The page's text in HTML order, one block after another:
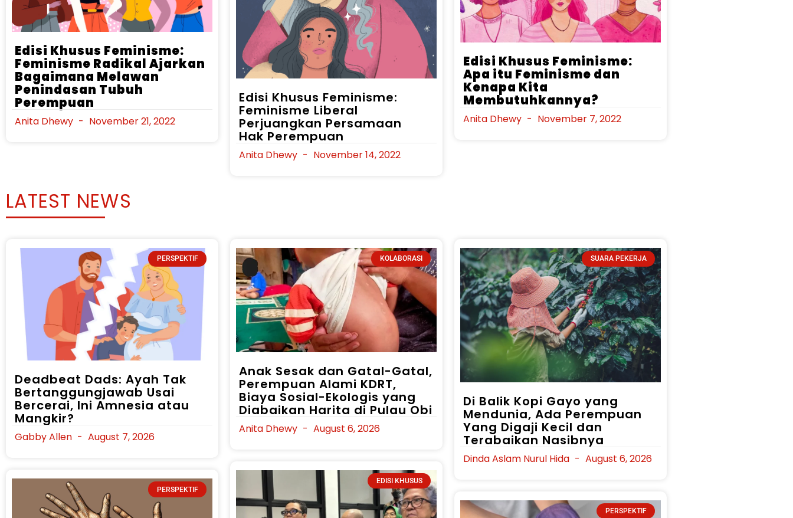
Edisi Khusus Feminisme:
Feminisme Radikal Ajarkan
Bagaimana Melawan
Penindasan Tubuh
Perempuan
Anita Dhewy November 21, 2022
Edisi Khusus Feminisme:
Feminisme Liberal
Perjuangkan Persamaan
Hak Perempuan
Anita Dhewy November 14, 2022
Edisi Khusus Feminisme:
Apa itu Feminisme dan
Kenapa Kita
Membutuhkannya?
Anita Dhewy November 7, 2022
LATEST NEWS
PERSPEKTIF
Deadbeat Dads: Ayah Tak
Bertanggungjawab Usai
Bercerai, Ini Amnesia atau
Mangkir?
Gabby Allen August 7, 2026
KOLABORASI
Anak Sesak dan Gatal-Gatal,
Perempuan Alami KDRT,
Biaya Sosial-Ekologis yang
Diabaikan Harita di Pulau Obi
Anita Dhewy August 6, 2026
SUARA PEKERJA
Di Balik Kopi Gayo yang
Mendunia, Ada Perempuan
Yang Digaji Kecil dan
Terabaikan Nasibnya
Dinda Aslam Nurul Hida August 6, 2026
PERSPEKTIF
EDISI KHUSUS
PERSPEKTIF